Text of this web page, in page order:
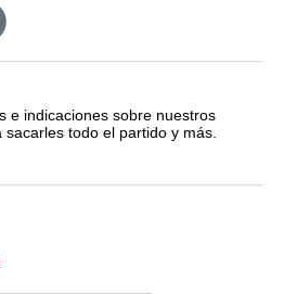
e indicaciones sobre nuestros
sacarles todo el partido y más.